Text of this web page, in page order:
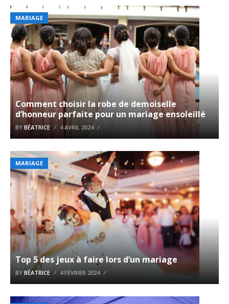
MARIAGE
Comment choisir la robe de demoiselle
d’honneur parfaite pour un mariage ensoleillé
BY BÉATRICE 4 AVRIL 2024
MARIAGE
Top 5 des jeux à faire lors d’un mariage
BY BÉATRICE 4 FÉVRIER 2024